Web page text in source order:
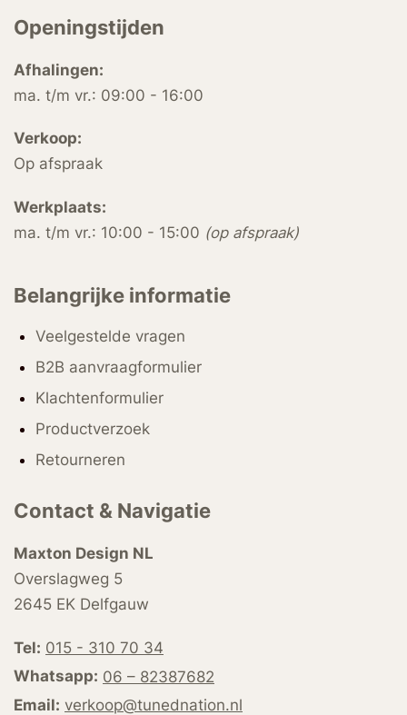
Openingstijden
Afhalingen:
ma. t/m vr.: 09:00 - 16:00
Verkoop:
Op afspraak
Werkplaats:
ma. t/m vr.: 10:00 - 15:00 (op afspraak)
Belangrijke informatie
Veelgestelde vragen
B2B aanvraagformulier
Klachtenformulier
Productverzoek
Retourneren
Contact & Navigatie
Maxton Design NL
Overslagweg 5
2645 EK Delfgauw
Tel: 015 - 310 70 34
Whatsapp: 06 – 82387682
Email: verkoop@tunednation.nl